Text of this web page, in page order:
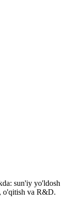
sun'iy yo'ldosh
o'qitish va R&D.